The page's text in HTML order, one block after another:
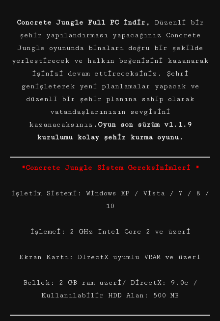
Concrete Jungle Full PC İndir,
Düzenli bir
şehir yapılandırması yapacağınız Concrete
Jungle oyununda binaları doğru bir şekilde
yerleştirecek ve halkın beğenisini kazanarak
işinizi devam ettireceksiniz. Şehri
genişleterek yeni planlamalar yapacak ve
düzenli bir şehir planına sahip olarak
vatandaşlarınızın sevgisini
kazanacaksınız .Oyun son sürüm v1.1.9
kurulumu kolay şehir kurma oyunu.
*Concrete Jungle Sistem Gereksinimleri *
İşletim Sistemi: Windows XP / Vista / 7 / 8 /
10
İşlemci: 2 GHz Intel Core 2 ve üzeri
Ekran Kartı: DirectX uyumlu VRAM ve üzeri
Bellek: 2 GB ram üzeri/ DirectX: 9.0c /
Kullanılabilir HDD Alan: 500 MB